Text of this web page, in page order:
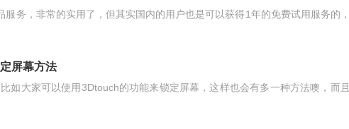
服务，非常的实用了，但其实国内的用户也是可以获得1年的免费试用服务的
屏幕方法
如大家可以使用3Dtouch的功能来锁定屏幕，这样也会有多一种方法噢，而